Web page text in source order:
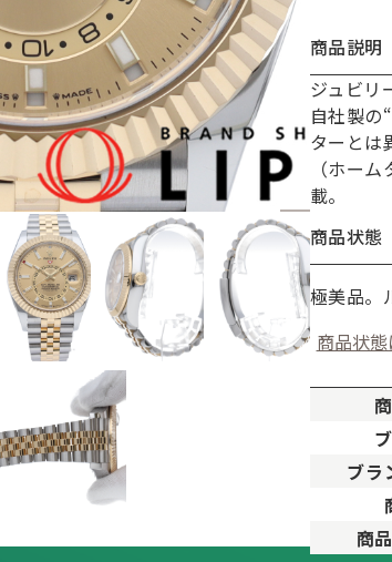
お買い物を続ける カー
商品説明
ジュビリ
自社製の
ターとは
（ホー
載。
商品状態
極美品。
商品状
。
使用した程度、もしくは新品に近い状態の商
ますが比較的程度の良い商品。
ブラ
商